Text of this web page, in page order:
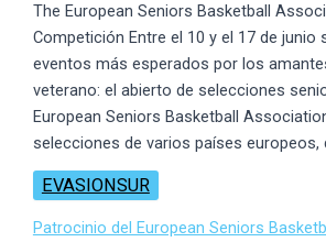
The European Seniors Basketball
Competición Entre el 10 y el 17 de junio
eventos más esperados por los
veterano: el abierto de selecciones
European Seniors Basketball
selecciones de varios países europeos,
EVASIONSUR
Patrocinio del European Seniors